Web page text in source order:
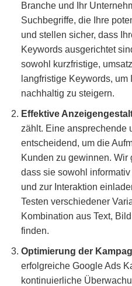
Branche und Ihr
Suchbegriffe, die Ihre
und stellen sicher, dass
Keywords ausgerichtet
sowohl kurzfristige,
langfristige Keywords,
nachhaltig zu steigern.
Effektive
zählt. Eine ansprechende
entscheidend, um die
Kunden zu gewinnen. Wir
dass sie sowohl
und zur Interaktion
Testen verschiedener
Kombination aus Text,
finden.
Optimierung der
erfolgreiche Google Ads
kontinuierliche